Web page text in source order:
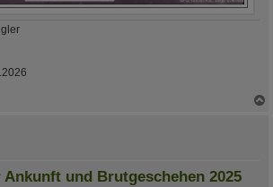
Ankunft und Brutgeschehen 2025